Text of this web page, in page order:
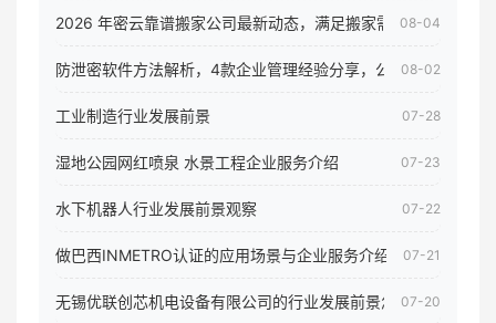
2026 年密云靠谱搬家公司最新动态，满足搬家需求！08-04
防泄密软件方法解析，4款企业管理经验分享，公司员工电脑核
08-02
工业制造行业发展前景 07-28
湿地公园网红喷泉 水景工程企业服务介绍 07-23
水下机器人行业发展前景观察 07-22
做巴西INMETRO认证的应用场景与企业服务介绍 07-21
无锡优联创芯机电设备有限公司的行业发展前景怎样07-20